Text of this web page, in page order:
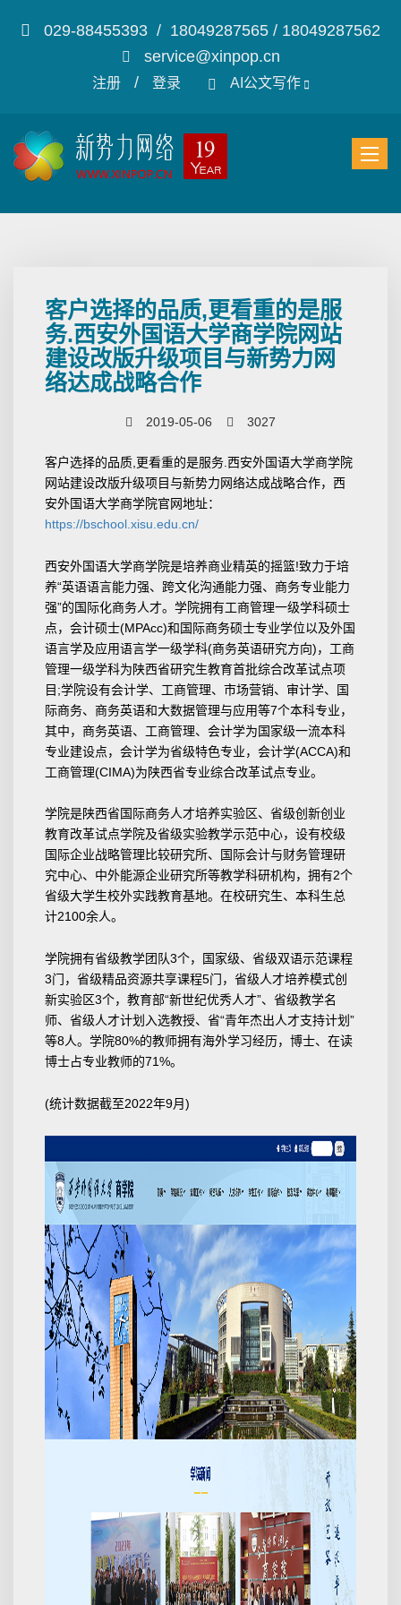
029-88455393 / 18049287565 / 18049287562
service@xinpop.cn
注册/ 登录 AI公文写作
客户选择的品质,更看重的是服
务.西安外国语大学商学院网站
建设改版升级项目与新势力网
络达成战略合作
2019-05-06 3027
客户选择的品质,更看重的是服务.西安外国语大学商学院
网站建设改版升级项目与新势力网络达成战略合作，西
安外国语大学商学院官网地址：
https://bschool.xisu.edu.cn/
西安外国语大学商学院是培养商业精英的摇篮!致力于培
养“英语语言能力强、跨文化沟通能力强、商务专业能力
强”的国际化商务人才。学院拥有工商管理一级学科硕士
点，会计硕士(MPAcc)和国际商务硕士专业学位以及外国
语言学及应用语言学一级学科(商务英语研究方向)，工商
管理一级学科为陕西省研究生教育首批综合改革试点项
目;学院设有会计学、工商管理、市场营销、审计学、国
际商务、商务英语和大数据管理与应用等7个本科专业，
其中，商务英语、工商管理、会计学为国家级一流本科
专业建设点，会计学为省级特色专业，会计学(ACCA)和
工商管理(CIMA)为陕西省专业综合改革试点专业。
学院是陕西省国际商务人才培养实验区、省级创新创业
教育改革试点学院及省级实验教学示范中心，设有校级
国际企业战略管理比较研究所、国际会计与财务管理研
究中心、中外能源企业研究所等教学科研机构，拥有2个
省级大学生校外实践教育基地。在校研究生、本科生总
计2100余人。
学院拥有省级教学团队3个，国家级、省级双语示范课程
3门，省级精品资源共享课程5门，省级人才培养模式创
新实验区3个，教育部“新世纪优秀人才”、省级教学名
师、省级人才计划入选教授、省“青年杰出人才支持计划”
等8人。学院80%的教师拥有海外学习经历，博士、在读
博士占专业教师的71%。
(统计数据截至2022年9月)